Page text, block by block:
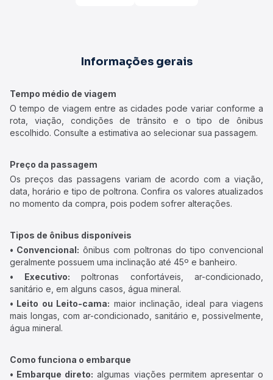
Informações gerais
Tempo médio de viagem
O tempo de viagem entre as cidades pode variar conforme a
rota, viação, condições de trânsito e o tipo de ônibus
escolhido. Consulte a estimativa ao selecionar sua passagem.
Preço da passagem
Os preços das passagens variam de acordo com a viação,
data, horário e tipo de poltrona. Confira os valores atualizados
no momento da compra, pois podem sofrer alterações.
Tipos de ônibus disponíveis
• Convencional: ônibus com poltronas do tipo convencional
geralmente possuem uma inclinação até 45º e banheiro.
• Executivo: poltronas confortáveis, ar-condicionado,
sanitário e, em alguns casos, água mineral.
• Leito ou Leito-cama: maior inclinação, ideal para viagens
mais longas, com ar-condicionado, sanitário e, possivelmente,
água mineral.
Como funciona o embarque
• Embarque direto: algumas viações permitem apresentar o